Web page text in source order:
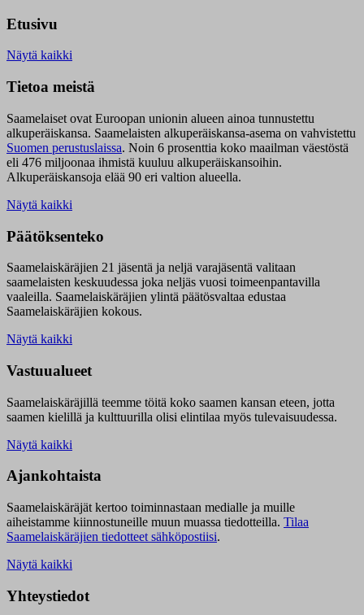
Etusivu
Näytä kaikki
Tietoa meistä
Saamelaiset ovat Euroopan unionin alueen ainoa tunnustettu
alkuperäiskansa. Saamelaisten alkuperäiskansa-asema on vahvistettu
Suomen perustuslaissa. Noin 6 prosenttia koko maailman väestöstä
eli 476 miljoonaa ihmistä kuuluu alkuperäiskansoihin.
Alkuperäiskansoja elää 90 eri valtion alueella.
Näytä kaikki
Päätöksenteko
Saamelaiskäräjien 21 jäsentä ja neljä varajäsentä valitaan
saamelaisten keskuudessa joka neljäs vuosi toimeenpantavilla
vaaleilla. Saamelaiskäräjien ylintä päätösvaltaa edustaa
Saamelaiskäräjien kokous.
Näytä kaikki
Vastuualueet
Saamelaiskäräjillä teemme töitä koko saamen kansan eteen, jotta
saamen kielillä ja kulttuurilla olisi elintilaa myös tulevaisuudessa.
Näytä kaikki
Ajankohtaista
Saamelaiskäräjät kertoo toiminnastaan medialle ja muille
aiheistamme kiinnostuneille muun muassa tiedotteilla. Tilaa
Saamelaiskäräjien tiedotteet sähköpostiisi.
Näytä kaikki
Yhteystiedot